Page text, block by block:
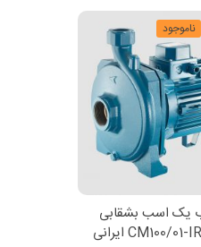
ناموجود
بیشتر
یک اسب بشقابی